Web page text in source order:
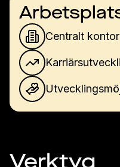
Centralt kontor